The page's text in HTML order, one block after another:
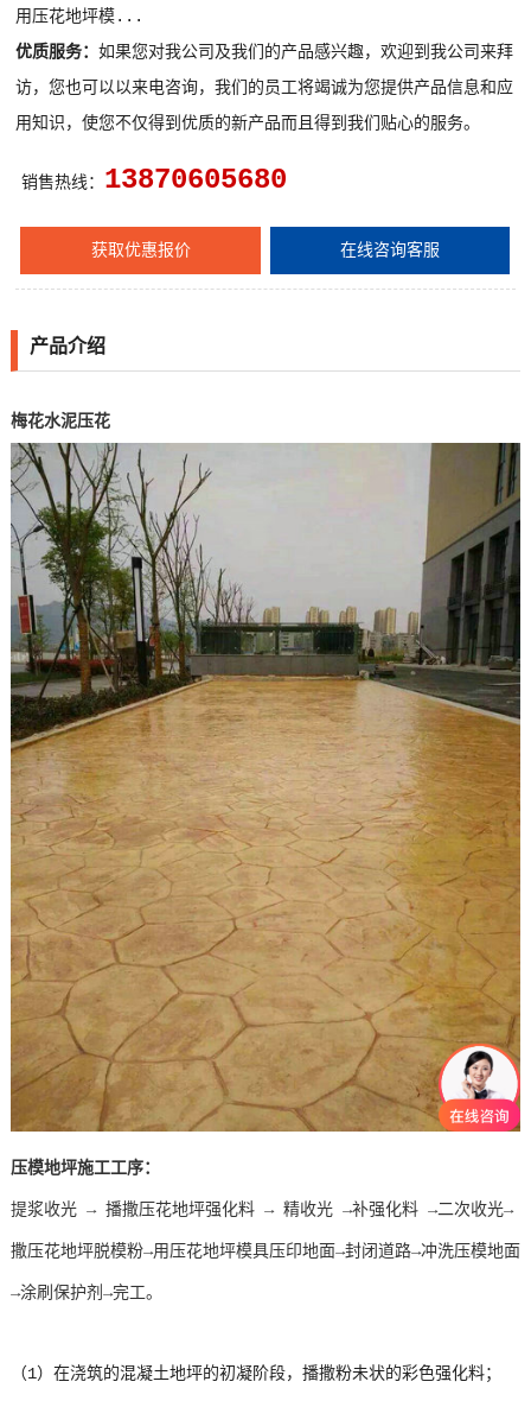
用压花地坪模...
优质服务：如果您对我公司及我们的产品感兴趣，欢迎到我公司来拜
访，您也可以以来电咨询，我们的员工将竭诚为您提供产品信息和应
用知识，使您不仅得到优质的新产品而且得到我们贴心的服务。
销售热线： 13870605680
获取优惠报价 在线咨询客服
产品介绍
梅花水泥压花
压模地坪施工工序：
提浆收光 → 播撒压花地坪强化料 → 精收光 →补强化料 →二次收光→
撒压花地坪脱模粉→用压花地坪模具压印地面→封闭道路→冲洗压模地面
→涂刷保护剂→完工。
（1）在浇筑的混凝土地坪的初凝阶段，播撒粉未状的彩色强化料；